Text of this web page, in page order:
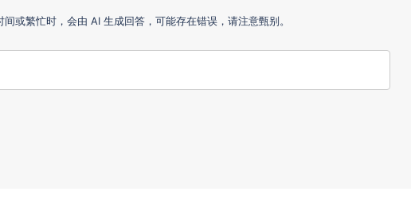
或繁忙时，会由 AI 生成回答，可能存在错误，请注意甄别。